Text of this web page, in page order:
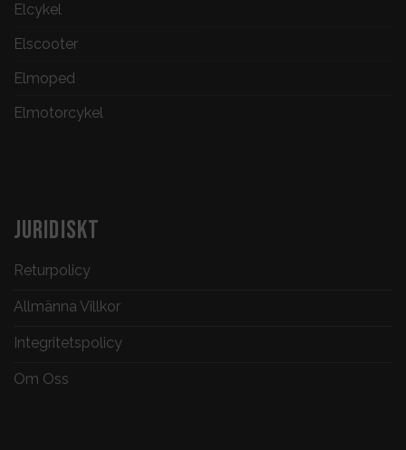
Elcykel
Elscooter
Elmoped
Elmotorcykel
JURIDISKT
Returpolicy
Allmänna Villkor
Integritetspolicy
Om Oss